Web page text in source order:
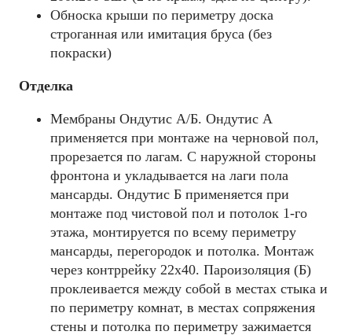
Обноска крыши по периметру доска
строганная или имитация бруса (без
покраски)
Отделка
Мембраны Ондутис А/Б. Ондутис А
применяется при монтаже на черновой пол,
прорезается по лагам. C наружной стороны
фронтона и укладывается на лаги пола
мансарды. Ондутис Б применяется при
монтаже под чистовой пол и потолок 1-го
этажа, монтируется по всему периметру
мансарды, перегородок и потолка. Монтаж
через контррейку 22х40. Пароизоляция (Б)
проклеивается между собой в местах стыка и
по периметру комнат, в местах сопряжения
стены и потолка по периметру зажимается